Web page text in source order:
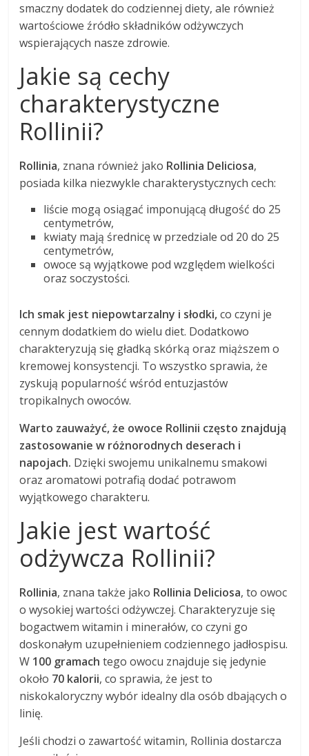
smaczny dodatek do codziennej diety, ale również
wartościowe źródło składników odżywczych
wspierających nasze zdrowie.
Jakie są cechy
charakterystyczne
Rollinii?
Rollinia, znana również jako Rollinia Deliciosa,
posiada kilka niezwykle charakterystycznych cech:
liście mogą osiągać imponującą długość do 25
centymetrów,
kwiaty mają średnicę w przedziale od 20 do 25
centymetrów,
owoce są wyjątkowe pod względem wielkości
oraz soczystości.
Ich smak jest niepowtarzalny i słodki,co czyni je
cennym dodatkiem do wielu diet. Dodatkowo
charakteryzują się gładką skórką oraz miąższem o
kremowej konsystencji. To wszystko sprawia, że
zyskują popularność wśród entuzjastów
tropikalnych owoców.
Warto zauważyć, że owoce Rollinii często znajdują
zastosowanie w różnorodnych deserach i
napojach. Dzięki swojemu unikalnemu smakowi
oraz aromatowi potrafią dodać potrawom
wyjątkowego charakteru.
Jakie jest wartość
odżywcza Rollinii?
Rollinia, znana także jako Rollinia Deliciosa, to owoc
o wysokiej wartości odżywczej. Charakteryzuje się
bogactwem witamin i minerałów, co czyni go
doskonałym uzupełnieniem codziennego jadłospisu.
W 100 gramach tego owocu znajduje się jedynie
około 70 kalorii, co sprawia, że jest to
niskokaloryczny wybór idealny dla osób dbających o
linię.
Jeśli chodzi o zawartość witamin, Rollinia dostarcza